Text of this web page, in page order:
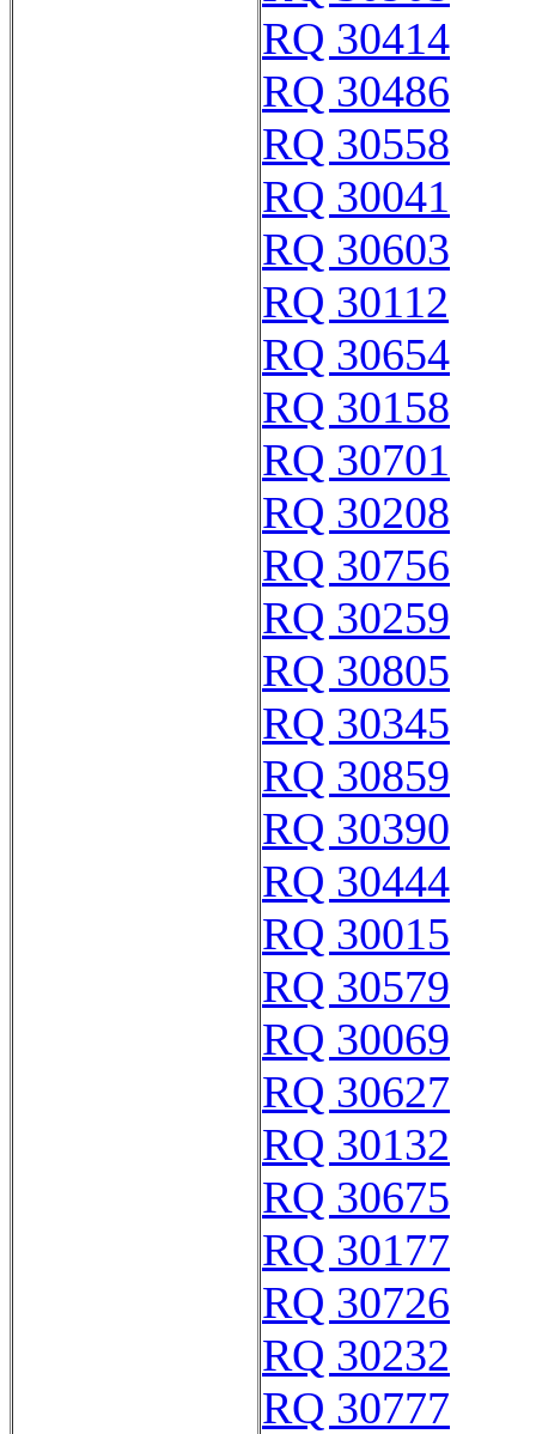
RQ 30414
RQ 30486
RQ 30558
RQ 30041
RQ 30603
RQ 30112
RQ 30654
RQ 30158
RQ 30701
RQ 30208
RQ 30756
RQ 30259
RQ 30805
RQ 30345
RQ 30859
RQ 30390
RQ 30444
RQ 30015
RQ 30579
RQ 30069
RQ 30627
RQ 30132
RQ 30675
RQ 30177
RQ 30726
RQ 30232
RQ 30777